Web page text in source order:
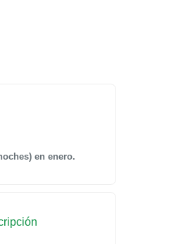
en enero.